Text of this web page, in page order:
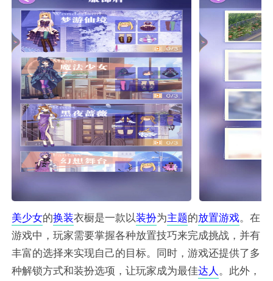
美少女的换装衣橱是一款以装扮为主题的放置游戏。在
游戏中，玩家需要掌握各种放置技巧来完成挑战，并有
丰富的选择来实现自己的目标。同时，游戏还提供了多
种解锁方式和装扮选项，让玩家成为最佳达人 。此外，